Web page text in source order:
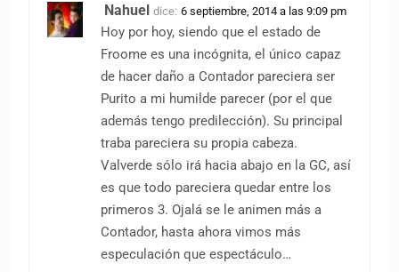
Nahuel dice: 6 septiembre, 2014 a las 9:09 pm
Hoy por hoy, siendo que el estado de
Froome es una incógnita, el único capaz
de hacer daño a Contador pareciera ser
Purito a mi humilde parecer (por el que
además tengo predilección). Su principal
traba pareciera su propia cabeza.
Valverde sólo irá hacia abajo en la GC, así
es que todo pareciera quedar entre los
primeros 3. Ojalá se le animen más a
Contador, hasta ahora vimos más
especulación que espectáculo…